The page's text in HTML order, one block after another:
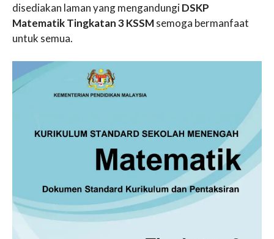
disediakan laman yang mengandungiDSKP
Matematik Tingkatan 3 KSSMsemoga bermanfaat
untuk semua.